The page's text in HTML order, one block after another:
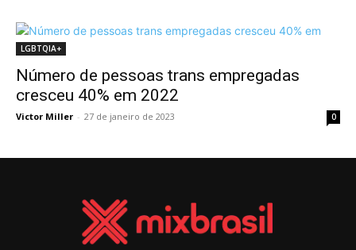
LGBTQIA+
Número de pessoas trans empregadas
cresceu 40% em 2022
Victor Miller - 27 de janeiro de 2023 0